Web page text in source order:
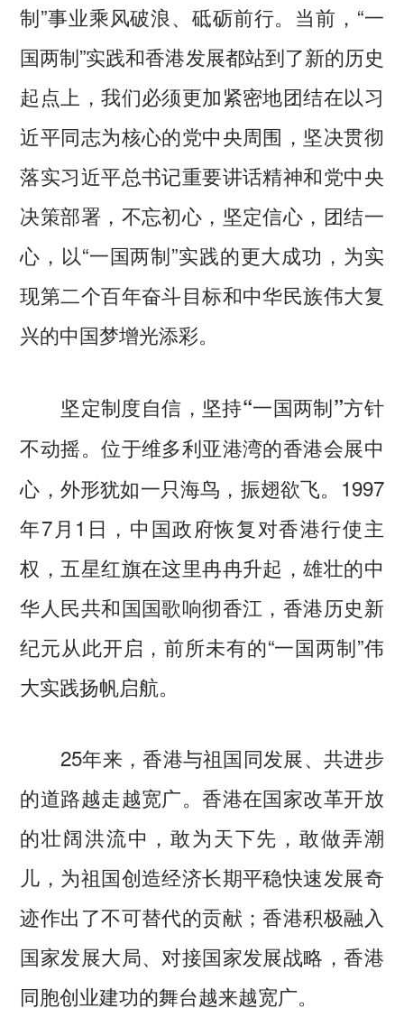
制”事业乘风破浪、砥砺前行。当前，“一
国两制”实践和香港发展都站到了新的历史
起点上，我们必须更加紧密地团结在以习
近平同志为核心的党中央周围，坚决贯彻
落实习近平总书记重要讲话精神和党中央
决策部署，不忘初心，坚定信心，团结一
心，以“一国两制”实践的更大成功，为实
现第二个百年奋斗目标和中华民族伟大复
兴的中国梦增光添彩。
坚定制度自信，坚持“一国两制”方针
不动摇。位于维多利亚港湾的香港会展中
心，外形犹如一只海鸟，振翅欲飞。1997
年7月1日，中国政府恢复对香港行使主
权，五星红旗在这里冉冉升起，雄壮的中
华人民共和国国歌响彻香江，香港历史新
纪元从此开启，前所未有的“一国两制”伟
大实践扬帆启航。
25年来，香港与祖国同发展、共进步
的道路越走越宽广。香港在国家改革开放
的壮阔洪流中，敢为天下先，敢做弄潮
儿，为祖国创造经济长期平稳快速发展奇
迹作出了不可替代的贡献；香港积极融入
国家发展大局、对接国家发展战略，香港
同胞创业建功的舞台越来越宽广。